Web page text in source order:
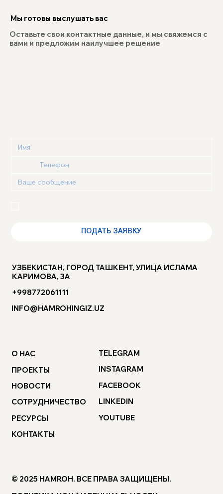
ПОДАТЬ ЗАЯВКУ
Мы готовы выслушать вас
Оставьте свои контактные данные, и мы свяжемся с
вами и предложим наилучшее решение
УЗБЕКИСТАН, ГОРОД ТАШКЕНТ, УЛИЦА ИСЛАМА
КАРИМОВА, 3А
+998772061111
INFO@HAMROHINGIZ.UZ
О НАС
ПРОЕКТЫ
НОВОСТИ
СОТРУДНИЧЕСТВО
РЕСУРСЫ
КОНТАКТЫ
TELEGRAM
INSTAGRAM
FACEBOOK
LINKEDIN
YOUTUBE
© 2025 HAMROH. ВСЕ ПРАВА ЗАЩИЩЕНЫ.